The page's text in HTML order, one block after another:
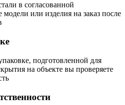
в согласованной
или изделия на заказ после
подготовленной для
на объекте вы проверяете